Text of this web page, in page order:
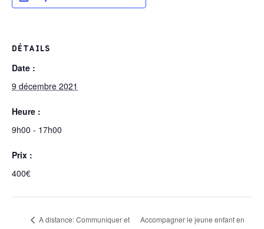
DÉTAILS
Date :
9 décembre 2021
Heure :
9h00 - 17h00
Prix :
400€
A distance: Communiquer et
Accompagner le jeune enfant en